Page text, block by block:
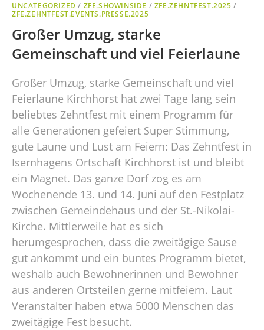
UNCATEGORIZED / ZFE.SHOWINSIDE / ZFE.ZEHNTFEST.2025 /
ZFE.ZEHNTFEST.EVENTS.PRESSE.2025
Großer Umzug, starke
Gemeinschaft und viel Feierlaune
Großer Umzug, starke Gemeinschaft und viel
Feierlaune Kirchhorst hat zwei Tage lang sein
beliebtes Zehntfest mit einem Programm für
alle Generationen gefeiert Super Stimmung,
gute Laune und Lust am Feiern: Das Zehntfest in
Isernhagens Ortschaft Kirchhorst ist und bleibt
ein Magnet. Das ganze Dorf zog es am
Wochenende 13. und 14. Juni auf den Festplatz
zwischen Gemeindehaus und der St.-Nikolai-
Kirche. Mittlerweile hat es sich
herumgesprochen, dass die zweitägige Sause
gut ankommt und ein buntes Programm bietet,
weshalb auch Bewohnerinnen und Bewohner
aus anderen Ortsteilen gerne mitfeiern. Laut
Veranstalter haben etwa 5000 Menschen das
zweitägige Fest besucht.